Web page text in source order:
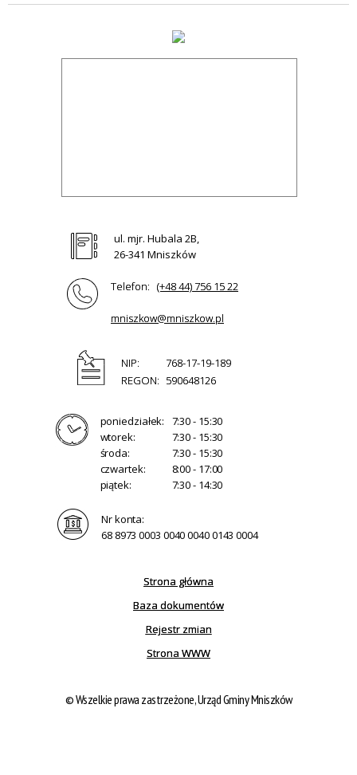
ul. mjr. Hubala 2B,
26-341 Mniszków
Telefon: (+48 44) 756 15 22
mniszkow@mniszkow.pl
NIP:
768-17-19-189
REGON: 590648126
poniedziałek:
7:30 - 15:30
wtorek:
7:30 - 15:30
środa:
7:30 - 15:30
czwartek:
8:00 - 17:00
piątek:
7:30 - 14:30
Nr konta:
68 8973 0003 0040 0040 0143 0004
Strona główna
Baza dokumentów
Rejestr zmian
Strona WWW
© Wszelkie prawa zastrzeżone, Urząd Gminy Mniszków